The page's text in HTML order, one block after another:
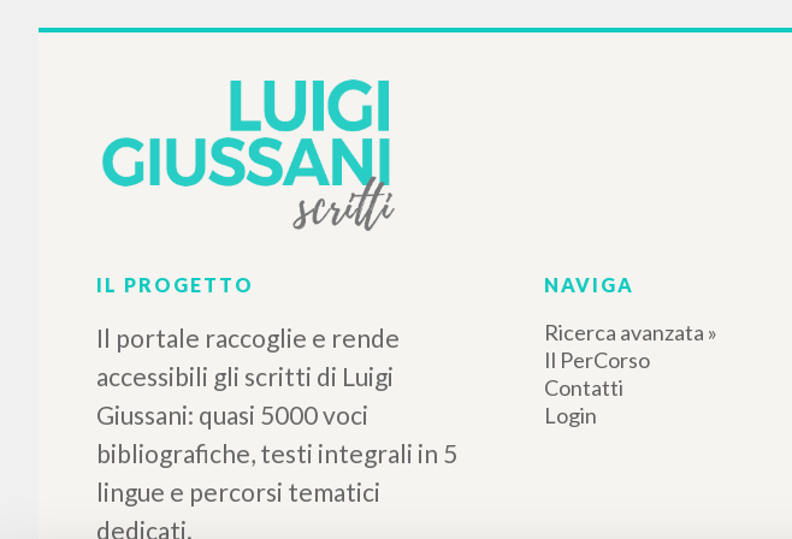
IL PROGETTO
Il portale raccoglie e rende
accessibili gli scritti di Luigi
Giussani: quasi 5000 voci
bibliografiche, testi integrali in 5
lingue e percorsi tematici
dedicati.
NAVIGA
Ricerca avanzata »
Il PerCorso
Contatti
Login